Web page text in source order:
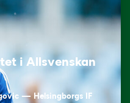
i Allsvenskan
— Helsingborgs IF